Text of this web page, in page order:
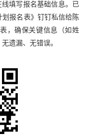
线填写报名基础信息。
已
报名表》 钉钉私信给陈
，确保关键信息（如姓
遗漏、无错误。